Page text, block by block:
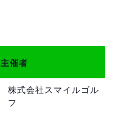
主催者
株式会社スマイルゴル
フ